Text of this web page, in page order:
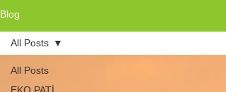
Blog
All Posts
All Posts